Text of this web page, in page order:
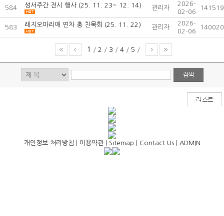
584 성서주간 전시 행사 (25. 11. 23~ 12. 14) 관리자
2026-
02-06
141519
583 레지오마리애 연차 총 친목회 (25. 11. 22) 관리자
2026-
02-06
140020
1 / 2 / 3 / 4 / 5 /
개인정보 처리방침 이용약관| Sitemap Contact Us| ADMIN